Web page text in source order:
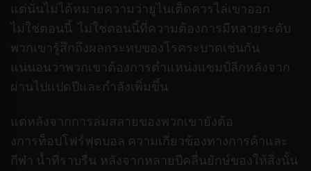
แต่นั่นไม่ได้หมายความว่ายูไนเต็ดควรไล่เขาออก
ไม่ใช่ตอนนี้. ไม่ใช่ตอนนี้ที่ความต้องการมีหลายระดับ
พวกเขารู้สึกถึงผลกระทบของโรคระบาดเช่นกัน
แน่นอนว่าพวกเขาต้องการตำแหน่งแชมป์ลีกหลังจาก
ผ่านไปแปดปีและกำลังเพิ่มขึ้น
แต่หลังจากการล่มสลายของพวกเขายังต้อ
งการท็อปโฟร์ฟุตบอล ความเกี่ยวข้องทางการค้าและ
กีฬา น้ำที่ราบรื่น หลังจากหลายปีคลื่นยักษ์ของให้สิ่งนั้น